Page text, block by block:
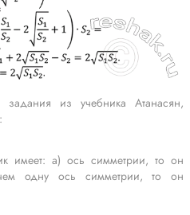
из учебника Атанасян,
имеет: а) ось симметрии, то он
одну ось симметрии, то он